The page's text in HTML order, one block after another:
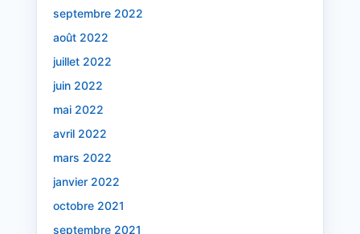
septembre 2022
août 2022
juillet 2022
juin 2022
mai 2022
avril 2022
mars 2022
janvier 2022
octobre 2021
septembre 2021